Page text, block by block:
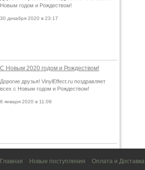
Новым годом и Рождеством!
30 декабря 2020 в 23:17
С Новым 2020 годом и Рождеством!
Дорогие друзья! VinylEffect.ru поздравляет
всех с Новым годом и Рождеством!
6 января 2020 в 11:09
Главная Новые поступления Оплата и Доставка